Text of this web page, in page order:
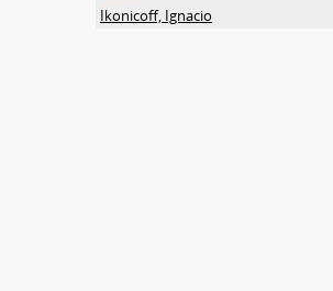
Ikonicoff, Ignacio